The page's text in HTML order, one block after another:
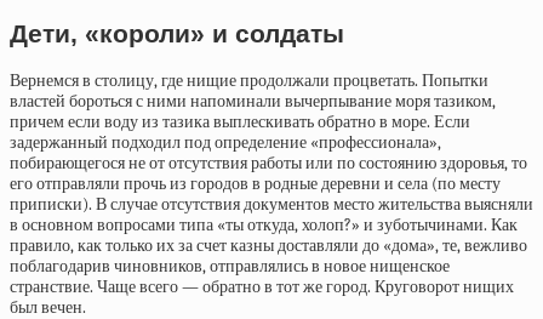
Дети, «короли» и солдаты
Вернемся в столицу, где нищие продолжали процветать. Попытки
властей бороться с ними напоминали вычерпывание моря тазиком,
причем если воду из тазика выплескивать обратно в море. Если
задержанный подходил под определение «профессионала»,
побирающегося не от отсутствия работы или по состоянию здоровья, то
его отправляли прочь из городов в родные деревни и села (по месту
приписки). В случае отсутствия документов место жительства выясняли
в основном вопросами типа «ты откуда, холоп?» и зуботычинами. Как
правило, как только их за счет казны доставляли до «дома», те, вежливо
поблагодарив чиновников, отправлялись в новое нищенское
странствие. Чаще всего — обратно в тот же город. Круговорот нищих
был вечен.